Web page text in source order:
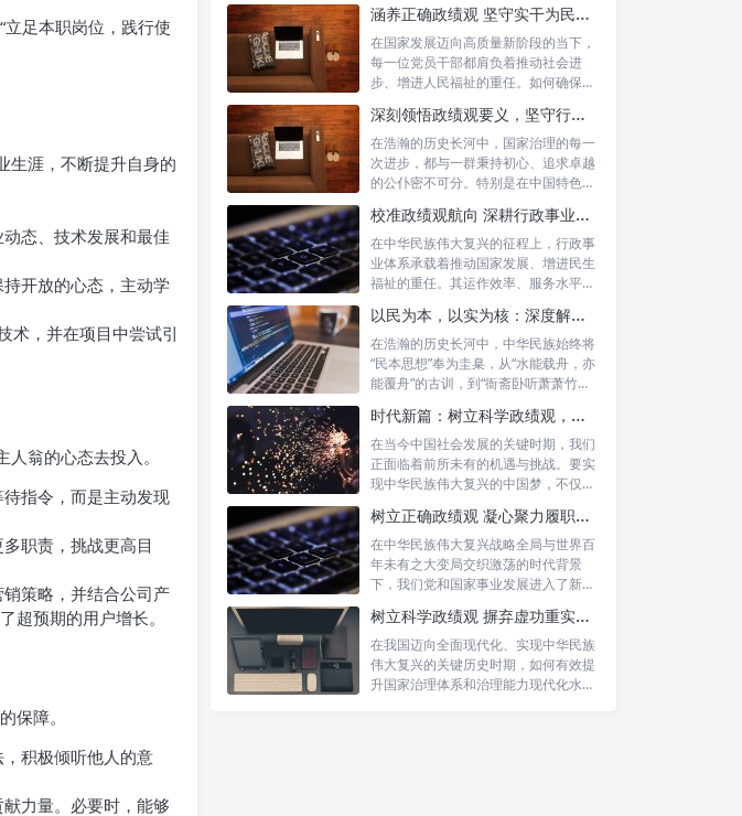
足本职岗位，践行使
生涯，不断提升自身的
态、技术发展和最佳
开放的心态，主动学
术，并在项目中尝试引
翁的心态去投入。
指令，而是主动发现
职责，挑战更高目
策略，并结合公司产
超预期的用户增长。
保障。
积极倾听他人的意
力量。必要时，能够
涵养正确政绩观 坚守实干为民情怀：新时代干部成长的双重基石
在国家发展迈向高质量新阶段的当下，
每一位党员干部都肩负着推动社会进
步、增进人民福祉的重任。如何确保我
深刻领悟政绩观要义，坚守行政事业初心：新时代公仆的使命与担当
在浩瀚的历史长河中，国家治理的每一
次进步，都与一群秉持初心、追求卓越
的公仆密不可分。特别是在中国特色社
校准政绩观航向 深耕行政事业本职：新时代高质量发展的核心密码
在中华民族伟大复兴的征程上，行政事
业体系承载着推动国家发展、增进民生
福祉的重任。其运作效率、服务水平乃
以民为本，以实为核：深度解析坚守为民初心与正确政绩观念的融合路径
在浩瀚的历史长河中，中华民族始终将
“民本思想”奉为圭臬，从“水能载舟，亦
能覆舟”的古训，到“衙斋卧听萧萧竹，
时代新篇：树立科学政绩观，摒弃虚功重实绩，迈向高质量发展
在当今中国社会发展的关键时期，我们
正面临着前所未有的机遇与挑战。要实
现中华民族伟大复兴的中国梦，不仅需
树立正确政绩观 凝心聚力履职尽责：新时代干事创业的根本遵循
在中华民族伟大复兴战略全局与世界百
年未有之大变局交织激荡的时代背景
下，我们党和国家事业发展进入了新的
树立科学政绩观 摒弃虚功重实绩：迈向高质量发展的必由之路
在我国迈向全面现代化、实现中华民族
伟大复兴的关键历史时期，如何有效提
升国家治理体系和治理能力现代化水